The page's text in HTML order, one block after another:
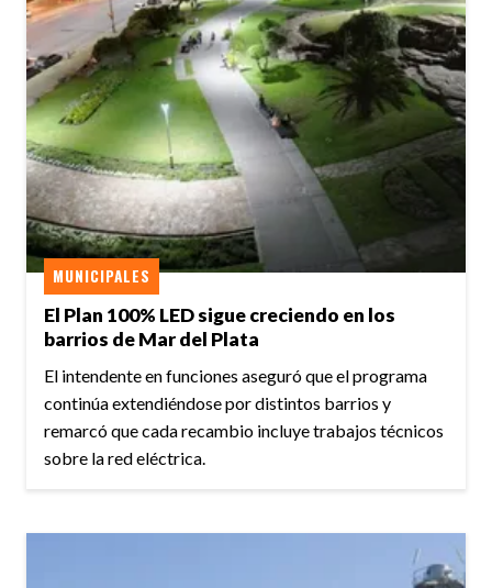
El Plan 100% LED sigue creciendo en los
barrios de Mar del Plata
MUNICIPALES
El intendente en funciones aseguró que el programa
continúa extendiéndose por distintos barrios y
remarcó que cada recambio incluye trabajos técnicos
sobre la red eléctrica.